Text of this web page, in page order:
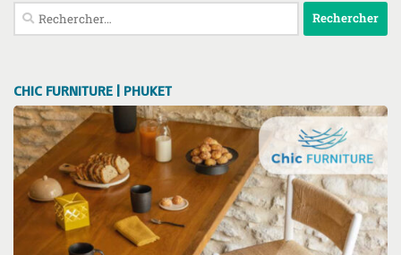
Rechercher :
CHIC FURNITURE | PHUKET